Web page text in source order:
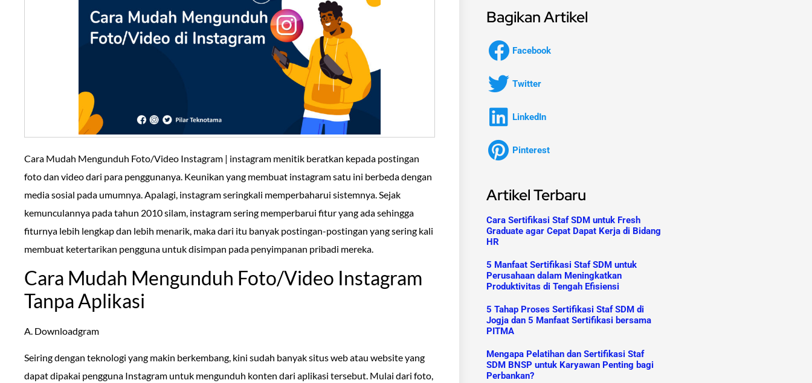
Cara Mudah Mengunduh Foto/Video Instagram | instagram menitik beratkan kepada postingan
foto dan video dari para penggunanya. Keunikan yang membuat instagram satu ini berbeda dengan
media sosial pada umumnya. Apalagi, instagram seringkali memperbaharui sistemnya. Sejak
kemunculannya pada tahun 2010 silam, instagram sering memperbarui fitur yang ada sehingga
fiturnya lebih lengkap dan lebih menarik, maka dari itu banyak postingan-postingan yang sering kali
membuat ketertarikan pengguna untuk disimpan pada penyimpanan pribadi mereka.
Cara Mudah Mengunduh Foto/Video Instagram
Tanpa Aplikasi
A. Downloadgram
Seiring dengan teknologi yang makin berkembang, kini sudah banyak situs web atau website yang
dapat dipakai pengguna Instagram untuk mengunduh konten dari aplikasi tersebut. Mulai dari foto,
Bagikan Artikel
Facebook
Twitter
LinkedIn
Pinterest
Artikel Terbaru
Cara Sertifikasi Staf SDM untuk Fresh
Graduate agar Cepat Dapat Kerja di Bidang
HR
5 Manfaat Sertifikasi Staf SDM untuk
Perusahaan dalam Meningkatkan
Produktivitas di Tengah Efisiensi
5 Tahap Proses Sertifikasi Staf SDM di
Jogja dan 5 Manfaat Sertifikasi bersama
PITMA
Mengapa Pelatihan dan Sertifikasi Staf
SDM BNSP untuk Karyawan Penting bagi
Perbankan?